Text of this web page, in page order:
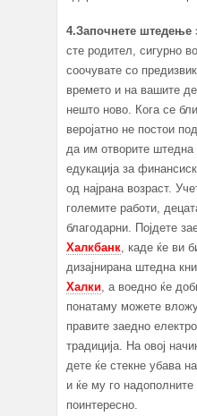
4.Започнете штедење
сте родител, сигурно
соочувате со
времето и на вашите
нешто ново. Кога се
веројатно не постои
да им отворите штедна
едукација за
од најрана возраст.
големите работи,
благодарни. Појдете
Халкбанк, каде ќе ви
дизајнирана штедна
Халки, а воедно ќе
понатаму можете
правите заедно
традиција. На овој
дете ќе стекне убава
и ќе му го
поинтересно.